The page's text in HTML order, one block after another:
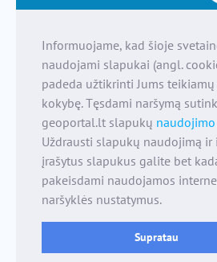
Informuojame, kad šioje
naudojami slapukai (angl.
padeda užtikrinti Jums
kokybę. Tęsdami naršymą
geoportal.lt slapukų
Uždrausti slapukų naudojimą ir
įrašytus slapukus galite bet
pakeisdami naudojamos
naršyklės nustatymus.
Supratau